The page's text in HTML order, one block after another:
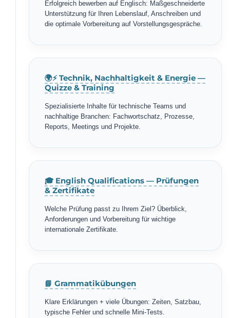
Erfolgreich bewerben auf Englisch: Maßgeschneiderte
Unterstützung für Ihren Lebenslauf, Anschreiben und
die optimale Vorbereitung auf Vorstellungsgespräche.
🌍⚡ Technik, Nachhaltigkeit & Energie —
Quizze & Training
Spezialisierte Inhalte für technische Teams und
nachhaltige Branchen: Fachwortschatz, Prozesse,
Reports, Meetings und Projekte.
🎓 English Qualifications — Prüfungen
& Zertifikate
Welche Prüfung passt zu Ihrem Ziel? Überblick,
Anforderungen und Vorbereitung für wichtige
internationale Zertifikate.
📘 Grammatikübungen
Klare Erklärungen + viele Übungen: Zeiten, Satzbau,
typische Fehler und schnelle Mini-Tests.